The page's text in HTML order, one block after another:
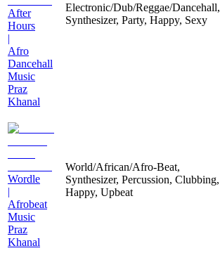
After
Hours
|
Afro
Dancehall
Music
Praz
Khanal
Electronic/Dub/Reggae/Dancehall,
Synthesizer, Party, Happy, Sexy
Wordle
|
Afrobeat
Music
Praz
Khanal
World/African/Afro-Beat,
Synthesizer, Percussion, Clubbing,
Happy, Upbeat